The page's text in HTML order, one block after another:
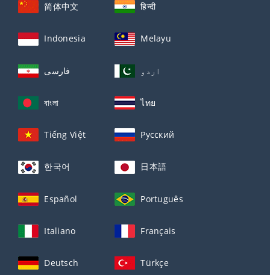
简体中文 हिन्दी
Indonesia Melayu
فارسی اردو
বাংলা ไทย
Tiếng Việt Русский
한국어 日本語
Español Português
Italiano Français
Deutsch Türkçe